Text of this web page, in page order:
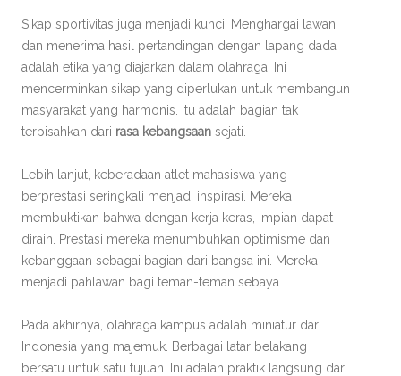
Sikap sportivitas juga menjadi kunci. Menghargai lawan
dan menerima hasil pertandingan dengan lapang dada
adalah etika yang diajarkan dalam olahraga. Ini
mencerminkan sikap yang diperlukan untuk membangun
masyarakat yang harmonis. Itu adalah bagian tak
terpisahkan dari rasa kebangsaan sejati.
Lebih lanjut, keberadaan atlet mahasiswa yang
berprestasi seringkali menjadi inspirasi. Mereka
membuktikan bahwa dengan kerja keras, impian dapat
diraih. Prestasi mereka menumbuhkan optimisme dan
kebanggaan sebagai bagian dari bangsa ini. Mereka
menjadi pahlawan bagi teman-teman sebaya.
Pada akhirnya, olahraga kampus adalah miniatur dari
Indonesia yang majemuk. Berbagai latar belakang
bersatu untuk satu tujuan. Ini adalah praktik langsung dari